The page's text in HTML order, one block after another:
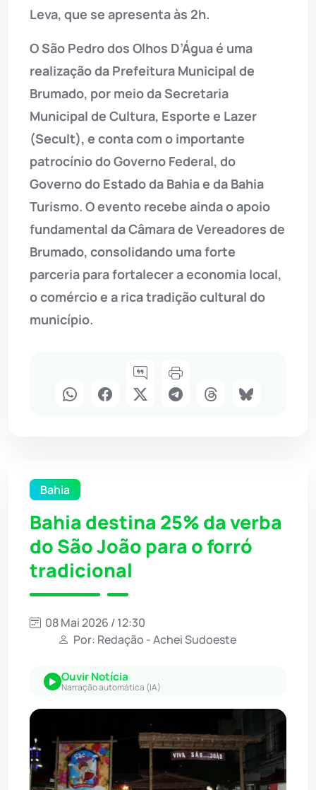
Leva, que se apresenta às 2h.
O São Pedro dos Olhos D’Água é uma
realização da Prefeitura Municipal de
Brumado, por meio da Secretaria
Municipal de Cultura, Esporte e Lazer
(Secult), e conta com o importante
patrocínio do Governo Federal, do
Governo do Estado da Bahia e da Bahia
Turismo. O evento recebe ainda o apoio
fundamental da Câmara de Vereadores de
Brumado, consolidando uma forte
parceria para fortalecer a economia local,
o comércio e a rica tradição cultural do
município.
Bahia
Bahia destina 25% da verba
do São João para o forró
tradicional
08 Mai 2026 / 12:30
Por: Redação - Achei Sudoeste
Ouvir Notícia
Narração automática (IA)